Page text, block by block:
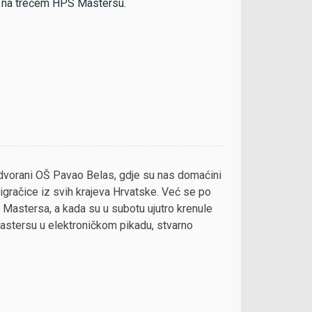
trećem HPS Mastersu.
OŠ Pavao Belas, gdje su nas domaćini
iz svih krajeva Hrvatske. Već se po
a kada su u subotu ujutro krenule
u elektroničkom pikadu, stvarno